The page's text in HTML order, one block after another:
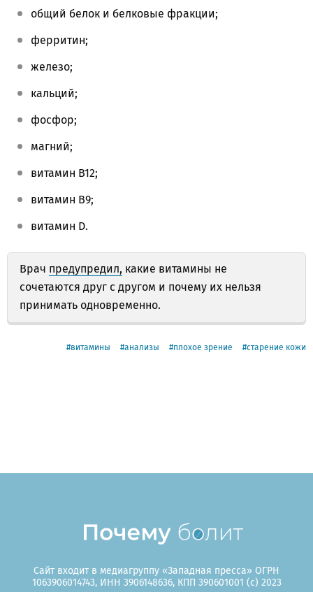
общий белок и белковые фракции;
ферритин;
железо;
кальций;
фосфор;
магний;
витамин В12;
витамин В9;
витамин D.
Врач предупредил, какие витамины не
сочетаются друг с другом и почему их нельзя
принимать одновременно.
витамины анализы плохое зрение старение кожи
Сайт входит в медиагруппу «Западная пресса» ОГРН
1063906014743, ИНН 3906148636, КПП 390601001 (c) 2023